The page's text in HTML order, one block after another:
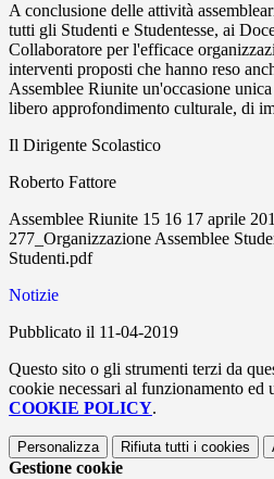
A conclusione delle attività
tutti gli Studenti e Studentesse, ai
Collaboratore per l'efficace
interventi proposti che hanno reso
Assemblee Riunite un'occasione
libero approfondimento culturale, di
Il Dirigente Scolastico
Roberto Fattore
Assemblee Riunite 15 16 17 aprile
277_Organizzazione Assemblee
Studenti.pdf
Notizie
Pubblicato il 11-04-2019
Questo sito o gli strumenti terzi da
cookie necessari al funzionamento
COOKIE POLICY.
Personalizza Rifiuta tutti i cookies
Gestione cookie